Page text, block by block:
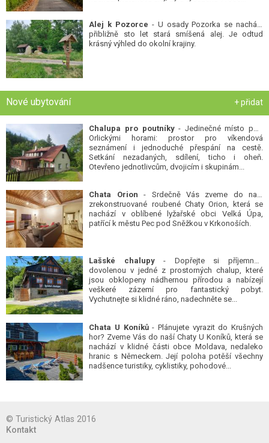
Alej k Pozorce - U osady Pozorka se nachází
přibližně sto let stará smíšená alej. Je odtud
krásný výhled do okolní krajiny.
Nové ubytování + přidat
Chalupa pro poutníky- Jedinečné místo pod
Orlickými horami: prostor pro víkendová
seznámení i jednoduché přespání na cestě.
Setkání nezadaných, sdílení, ticho i oheň.
Otevřeno jednotlivcům, dvojicím i skupinám...
Chata Orion - Srdečně Vás zveme do naší
zrekonstruované roubené Chaty Orion, která se
nachází v oblíbené lyžařské obci Velká Úpa,
patřící k městu Pec pod Sněžkou v Krkonoších.
Lašské chalupy- Dopřejte si příjemnou
dovolenou v jedné z prostorných chalup, které
jsou obklopeny nádhernou přírodou a nabízejí
veškeré zázemí pro fantastický pobyt.
Vychutnejte si klidné ráno, nadechněte se...
Chata U Koníků- Plánujete vyrazit do Krušných
hor? Zveme Vás do naší Chaty U Koníků, která se
nachází v klidné části obce Moldava, nedaleko
hranic s Německem. Její poloha potěší všechny
nadšence turistiky, cyklistiky, pohodové...
© Turistický Atlas 2016
Kontakt